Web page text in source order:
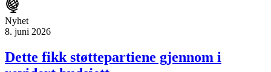
Nyhet
8. juni 2026
Dette fikk støtte­partiene gjennom i